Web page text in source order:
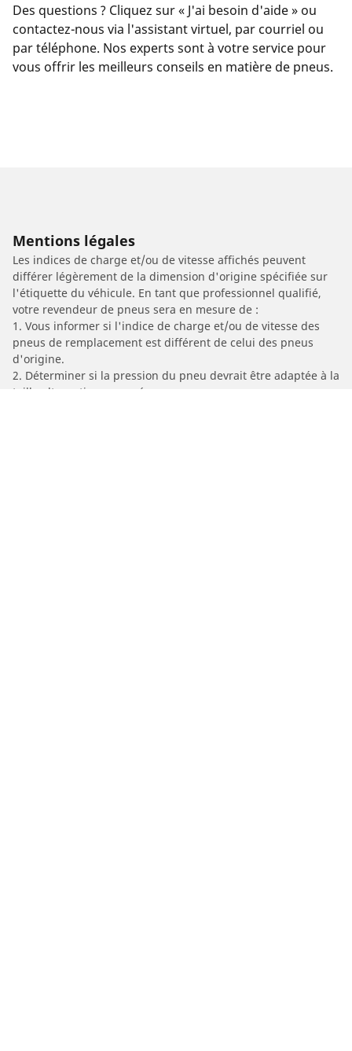
Des questions ? Cliquez sur « J'ai besoin d'aide » ou
contactez-nous via l'assistant virtuel, par courriel ou
par téléphone. Nos experts sont à votre service pour
vous offrir les meilleurs conseils en matière de pneus.
Mentions légales
Les indices de charge et/ou de vitesse affichés peuvent
différer légèrement de la dimension d'origine spécifiée sur
l'étiquette du véhicule. En tant que professionnel qualifié,
votre revendeur de pneus sera en mesure de :
1. Vous informer si l'indice de charge et/ou de vitesse des
pneus de remplacement est différent de celui des pneus
d'origine.
2. Déterminer si la pression du pneu devrait être adaptée à la
taille alternative proposée